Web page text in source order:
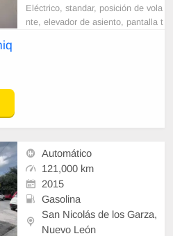
Eléctrico, standar, posición de vola
nte, elevador de asiento, pantalla t
Automático
121,000 km
2015
Gasolina
San Nicolás de los Garza,
Nuevo León